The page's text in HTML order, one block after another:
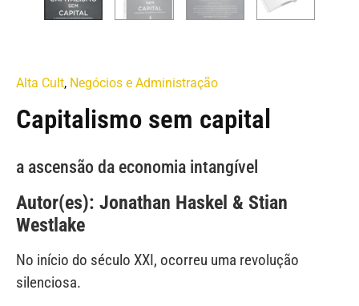
Alta Cult, Negócios e Administração
Capitalismo sem capital
a ascensão da economia intangível
Autor(es): Jonathan Haskel & Stian
Westlake
No início do século XXI, ocorreu uma revolução
silenciosa.